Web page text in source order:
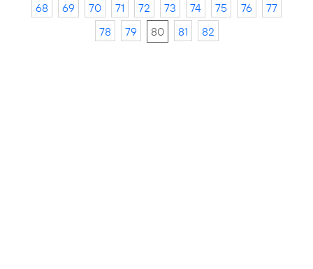
68
69 70 71 72 73 74 75 76
77
78
79 80 81 82